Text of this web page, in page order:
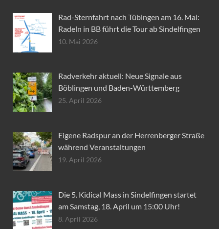
Rad-Sternfahrt nach Tübingen am 16. Mai:
Radeln in BB führt die Tour ab Sindelfingen
10. Mai 2026
Radverkehr aktuell: Neue Signale aus
Böblingen und Baden-Württemberg
25. April 2026
Eigene Radspur an der Herrenberger Straße
während Veranstaltungen
19. April 2026
Die 5. Kidical Mass in Sindelfingen startet
am Samstag, 18. April um 15:00 Uhr!
8. April 2026